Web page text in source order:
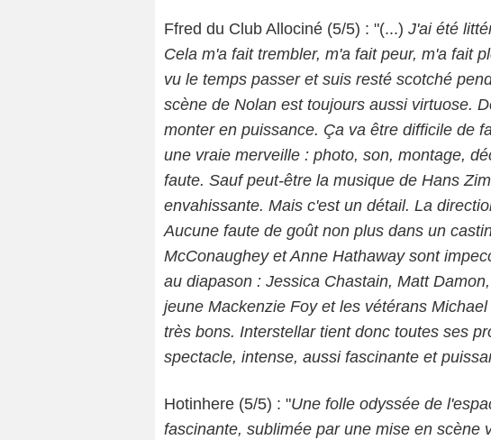
Ffred du Club Allociné (5/5) : "(...) J'ai été
Cela m'a fait trembler, m'a fait peur, m'a fait
vu le temps passer et suis resté scotché
scène de Nolan est toujours aussi virtuose.
monter en puissance. Ça va être difficile de
une vraie merveille : photo, son, montage,
faute. Sauf peut-être la musique de Hans
envahissante. Mais c'est un détail. La
Aucune faute de goût non plus dans un
McConaughey et Anne Hathaway sont
au diapason : Jessica Chastain, Matt
jeune Mackenzie Foy et les vétérans
très bons. Interstellar tient donc toutes ses
spectacle, intense, aussi fascinante et
Hotinhere (5/5) : "Une folle odyssée de
fascinante, sublimée par une mise en scène